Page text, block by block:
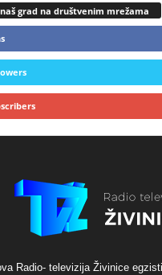
grad na društvenim mrežama
Radio- televizija Živinice